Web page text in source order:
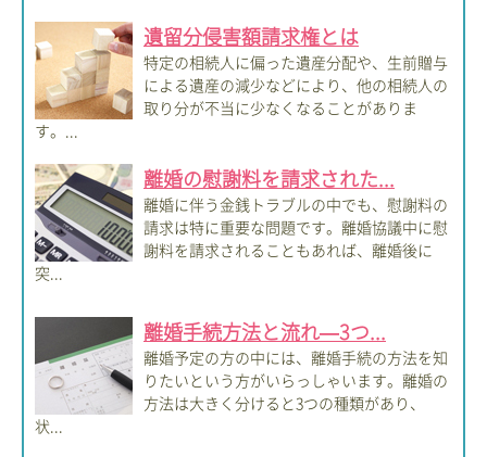
遺留分侵害額請求権とは
特定の相続人に偏った遺産分配や、生前贈与
による遺産の減少などにより、他の相続人の
取り分が不当に少なくなることがありま
す。...
離婚の慰謝料を請求された...
離婚に伴う金銭トラブルの中でも、慰謝料の
請求は特に重要な問題です。離婚協議中に慰
謝料を請求されることもあれば、離婚後に
突...
離婚手続方法と流れ―3つ...
離婚予定の方の中には、離婚手続の方法を知
りたいという方がいらっしゃいます。離婚の
方法は大きく分けると3つの種類があり、
状...